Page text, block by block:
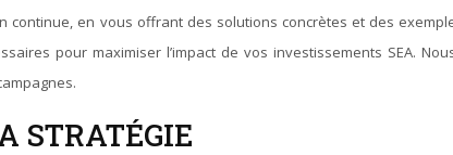
en vous offrant des solutions concrètes et des
pour maximiser l’impact de vos investissements SEA.
STRATÉGIE